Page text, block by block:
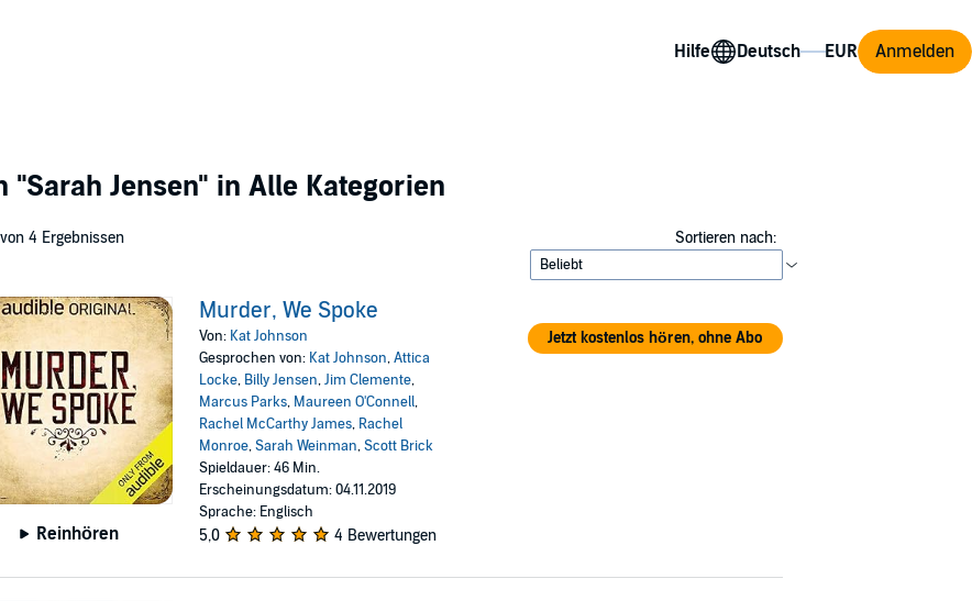
Hilfe Anmelden
"Sarah Jensen" in Alle Kategorien
4 Ergebnissen Sortieren nach:
Reinhören
Murder, We Spoke
Von: Kat Johnson
Gesprochen von: Kat Johnson,Attica
Locke, Billy Jensen,Jim Clemente,
Marcus Parks, Maureen O'Connell,
Rachel McCarthy James, Rachel
Monroe,Sarah Weinman,Scott Brick
Spieldauer: 46 Min.
Erscheinungsdatum: 04.11.2019
Sprache: Englisch
5,0 4 Bewertungen
Jetzt kostenlos hören, ohne Abo